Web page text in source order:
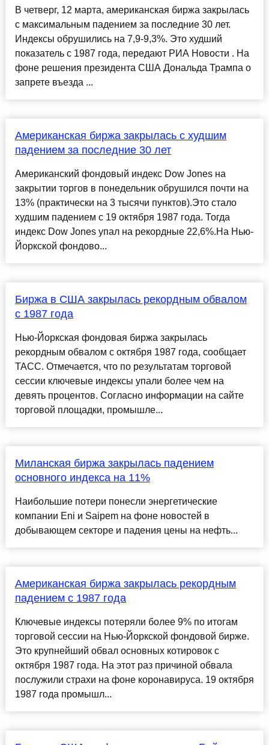
В четверг, 12 марта, американская биржа закрылась
с максимальным падением за последние 30 лет.
Индексы обрушились на 7,9-9,3%. Это худший
показатель с 1987 года, передают РИА Новости . На
фоне решения президента США Дональда Трампа о
запрете въезда ...
Американская биржа закрылась с худшим
падением за последние 30 лет
Американский фондовый индекс Dow Jones на
закрытии торгов в понедельник обрушился почти на
13% (практически на 3 тысячи пунктов).Это стало
худшим падением с 19 октября 1987 года. Тогда
индекс Dow Jones упал на рекордные 22,6%.На Нью-
Йоркской фондово...
Биржа в США закрылась рекордным обвалом
с 1987 года
Нью-Йоркская фондовая биржа закрылась
рекордным обвалом с октября 1987 года, сообщает
ТАСС. Отмечается, что по результатам торговой
сессии ключевые индексы упали более чем на
девять процентов. Согласно информации на сайте
торговой площадки, промышле...
Миланская биржа закрылась падением
основного индекса на 11%
Наибольшие потери понесли энергетические
компании Eni и Saipem на фоне новостей в
добывающем секторе и падения цены на нефть...
Американская биржа закрылась рекордным
падением с 1987 года
Ключевые индексы потеряли более 9% по итогам
торговой сессии на Нью-Йоркской фондовой бирже.
Это крупнейший обвал основных котировок с
октября 1987 года. На этот раз причиной обвала
послужили страхи на фоне коронавируса. 19 октября
1987 года промышл...